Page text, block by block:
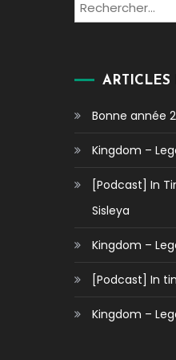
ARTICLES
Bonne année
Kingdom –
[Podcast] In
Sisleya
Kingdom –
[Podcast] In
Kingdom –